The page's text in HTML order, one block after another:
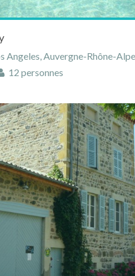
Angeles, Auvergne-Rhône-
12 personnes